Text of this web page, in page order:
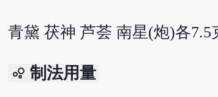
青黛 茯神 芦荟 南星(炮)各
bubble_chart 制法用量